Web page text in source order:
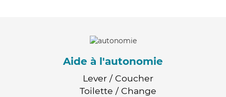
Aide à l'autonomie
Lever / Coucher
Toilette / Change